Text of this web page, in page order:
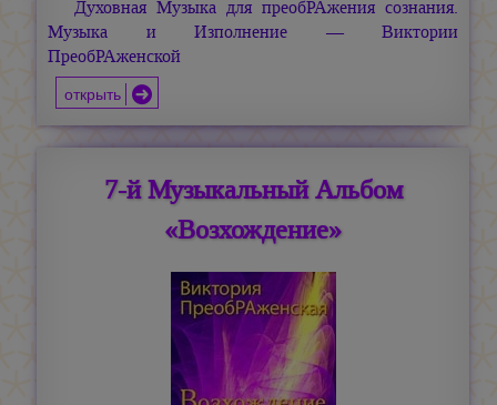
Духовная Музыка для преобРАжения сознания.
Музыка и Изполнение — Виктории
ПреобРАженской
открыть
7-й Музыкальный Альбом
«Возхождение»